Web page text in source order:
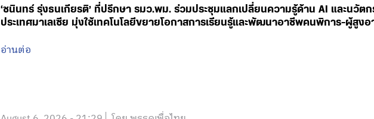
‘ชนินทร์ รุ่งธนเกียรติ’ ที่ปรึกษา รมว.พม. ร่วมประชุมแลกเปลี่ยนความรู้ด้าน AI และนวัต
ประเทศมาเลเซีย มุ่งใช้เทคโนโลยีขยายโอกาสการเรียนรู้และพัฒนาอาชีพคนพิการ-ผู้สูงอ
อ่านต่อ